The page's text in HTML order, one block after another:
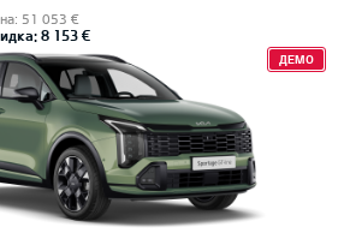
51 053 €
8 153 €
ДЕМО